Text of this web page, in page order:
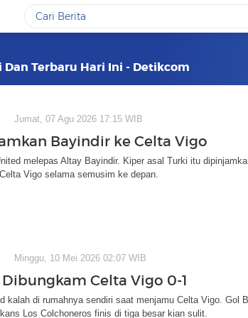
Terbaru Hari Ini - Detikcom
Jumat, 07 Agu 2026 17:15 WIB
Bayindir ke Celta Vigo
melepas Altay Bayindir. Kiper asal Turki itu
Vigo selama semusim ke depan.
Minggu, 10 Mei 2026 02:07 WIB
Celta Vigo 0-1
kalah di rumahnya sendiri saat menjamu Celta Vigo. Gol
Los Colchoneros finis di tiga besar kian sulit.